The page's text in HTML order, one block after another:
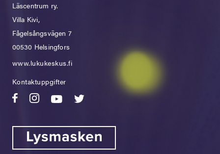
Läscentrum ry.
Villa Kivi,
Fågelsångsvägen 7
00530 Helsingfors
www.lukukeskus.fi
Kontaktuppgifter